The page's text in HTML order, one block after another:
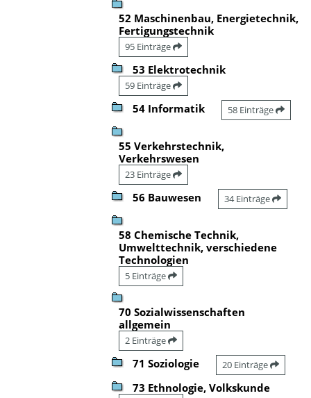
52 Maschinenbau, Energietechnik,
Fertigungstechnik
95 Einträge
53 Elektrotechnik
59 Einträge
54 Informatik 58 Einträge
55 Verkehrstechnik,
Verkehrswesen
23 Einträge
56 Bauwesen 34 Einträge
58 Chemische Technik,
Umwelttechnik, verschiedene
Technologien
5 Einträge
70 Sozialwissenschaften
allgemein
2 Einträge
71 Soziologie 20 Einträge
73 Ethnologie, Volkskunde